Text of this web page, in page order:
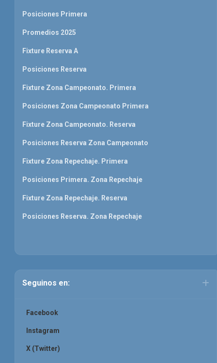
Posiciones Primera
Promedios 2025
Fixture Reserva A
Posiciones Reserva
Fixture Zona Campeonato. Primera
Posiciones Zona Campeonato Primera
Fixture Zona Campeonato. Reserva
Posiciones Reserva Zona Campeonato
Fixture Zona Repechaje. Primera
Posiciones Primera. Zona Repechaje
Fixture Zona Repechaje. Reserva
Posiciones Reserva. Zona Repechaje
Seguinos en:
Facebook
Instagram
X (Twitter)